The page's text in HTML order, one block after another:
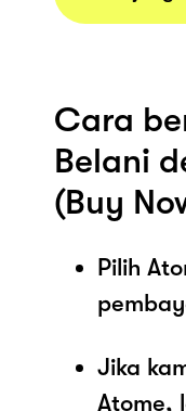
Cara
Belani
(Buy
Pilih
Jika
Atome,